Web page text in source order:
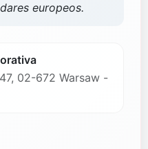
europeos.
02-672 Warsaw -